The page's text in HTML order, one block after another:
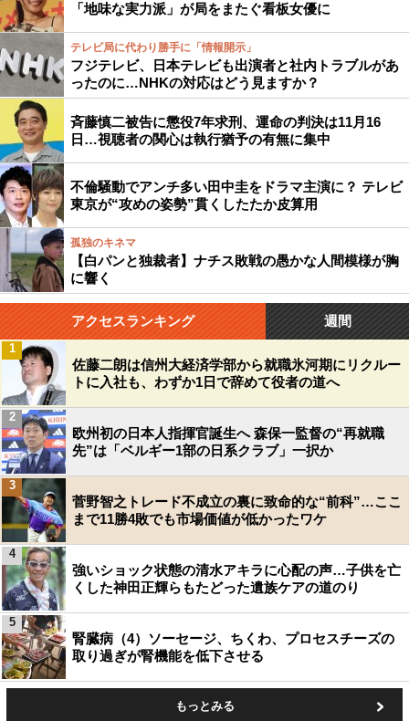
「地味な実力派」が局をまたぐ看板女優に
テレビ局に代わり勝手に「情報開示」
フジテレビ、日本テレビも出演者と社内トラブルがあ
ったのに…NHKの対応はどう見ますか？
斉藤慎二被告に懲役7年求刑、運命の判決は11月16
日…視聴者の関心は執行猶予の有無に集中
不倫騒動でアンチ多い田中圭をドラマ主演に？ テレビ
東京が“攻めの姿勢”貫くしたたか皮算用
孤独のキネマ
【白パンと独裁者】ナチス敗戦の愚かな人間模様が胸
に響く
アクセスランキング 週間
佐藤二朗は信州大経済学部から就職氷河期にリクルー
トに入社も、わずか1日で辞めて役者の道へ
1
欧州初の日本人指揮官誕生へ 森保一監督の“再就職
先”は「ベルギー1部の日系クラブ」一択か
2
菅野智之トレード不成立の裏に致命的な“前科”…ここ
まで11勝4敗でも市場価値が低かったワケ
3
強いショック状態の清水アキラに心配の声…子供を亡
くした神田正輝らもたどった遺族ケアの道のり
4
腎臓病（4）ソーセージ、ちくわ、プロセスチーズの
取り過ぎが腎機能を低下させる
5
もっとみる